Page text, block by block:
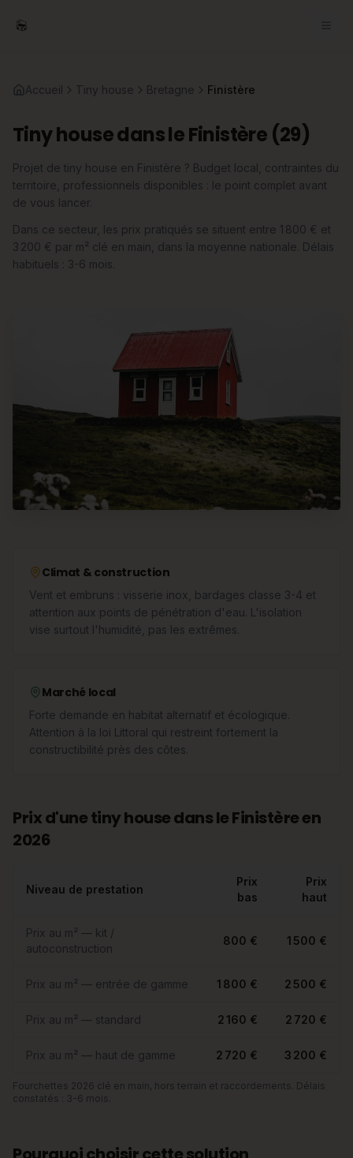
Accueil Tiny house Bretagne Finistère
Tiny house dans le Finistère (29)
Projet de tiny house en Finistère ? Budget local, contraintes du
territoire, professionnels disponibles : le point complet avant
de vous lancer.
Dans ce secteur, les prix pratiqués se situent entre 1 800 € et
3 200 € par m² clé en main, dans la moyenne nationale. Délais
habituels : 3-6 mois.
Climat & construction
Vent et embruns : visserie inox, bardages classe 3-4 et
attention aux points de pénétration d'eau. L'isolation
vise surtout l'humidité, pas les extrêmes.
Marché local
Forte demande en habitat alternatif et écologique.
Attention à la loi Littoral qui restreint fortement la
constructibilité près des côtes.
Prix d'une tiny house dans le Finistère en
2026
Niveau de prestation
Prix
bas
Prix
haut
Prix au m² — kit /
autoconstruction
800 € 1 500 €
Prix au m² — entrée de gamme 1 800 € 2 500 €
Prix au m² — standard 2 160 € 2 720 €
Prix au m² — haut de gamme 2 720 € 3 200 €
Fourchettes 2026 clé en main, hors terrain et raccordements. Délais
constatés : 3-6 mois.